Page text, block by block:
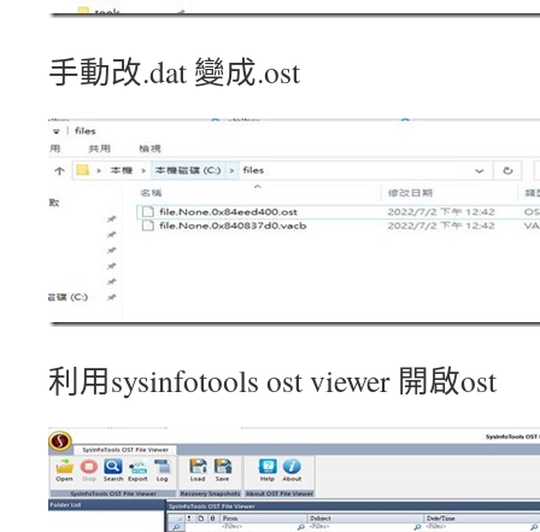
手動改.dat 變成.ost
利用sysinfotools ost viewer 開啟ost